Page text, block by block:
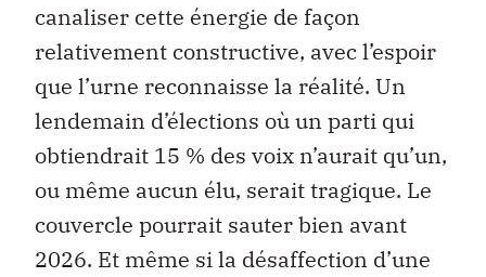
canaliser cette énergie de façon
relativement constructive, avec l’espoir
que l’urne reconnaisse la réalité. Un
lendemain d’élections où un parti qui
obtiendrait 15 % des voix n’aurait qu’un,
ou même aucun élu, serait tragique. Le
couvercle pourrait sauter bien avant
2026. Et même si la désaffection d’une